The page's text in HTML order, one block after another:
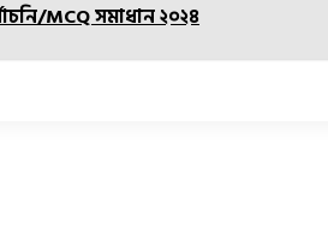
MCQ সমাধান ২০২৪